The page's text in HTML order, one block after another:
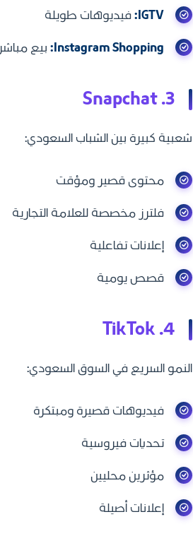
IGTV: فيديوهات طويلة
Instagram Shopping: بيع مباشر
3. Snapchat
شعبية كبيرة بين الشباب السعودي:
محتوى قصير ومؤقت
فلترز مخصصة للعلامة التجارية
إعلانات تفاعلية
قصص يومية
4. TikTok
النمو السريع في السوق السعودي:
فيديوهات قصيرة ومبتكرة
تحديات فيروسية
مؤثرين محليين
إعلانات أصيلة